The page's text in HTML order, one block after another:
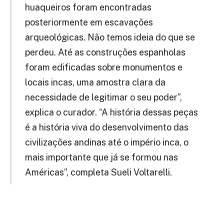
huaqueiros foram encontradas
posteriormente em escavações
arqueológicas. Não temos ideia do que se
perdeu. Até as construções espanholas
foram edificadas sobre monumentos e
locais incas, uma amostra clara da
necessidade de legitimar o seu poder”,
explica o curador. “A história dessas peças
é a história viva do desenvolvimento das
civilizações andinas até o império inca, o
mais importante que já se formou nas
Américas”, completa Sueli Voltarelli.